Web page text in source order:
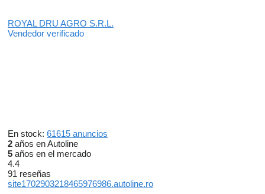
ROYAL DRU AGRO S.R.L.
Vendedor verificado
En stock: 61615 anuncios
2 años en Autoline
5 años en el mercado
4.4
91 reseñas
site1702903218465976986.autoline.ro